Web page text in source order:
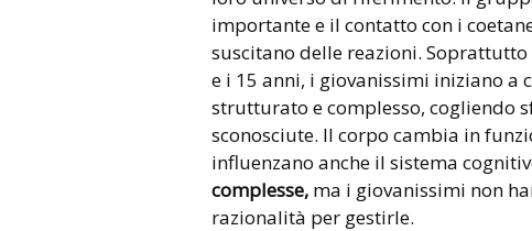
importante e il contatto con i
suscitano delle reazioni.
e i 15 anni, i giovanissimi iniziano a
strutturato e complesso, cogliendo
sconosciute. Il corpo cambia in
influenzano anche il sistema
complesse, ma i giovanissimi non
razionalità per gestirle.